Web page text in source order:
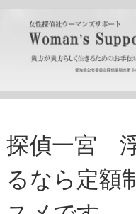
探偵一宮
るなら定額